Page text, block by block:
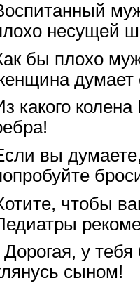
несущей
бы плохо
думает
какого
вы
чтобы
Дорогая, у
сыном!